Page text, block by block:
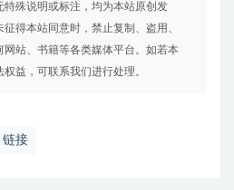
特殊说明或标注，均为本站原创发
得本站同意时，禁止复制、盗用、
网站、书籍等各类媒体平台。如若本
益，可联系我们进行处理。
链接